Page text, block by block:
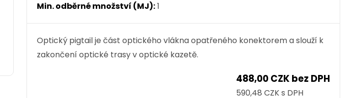
Min. odběrné množství (MJ):1
Optický pigtail je část optického vlákna opatřeného konektorem a slouží k
zakončení optické trasy v optické kazetě.
488,00 CZK bez DPH
590,48 CZK s DPH